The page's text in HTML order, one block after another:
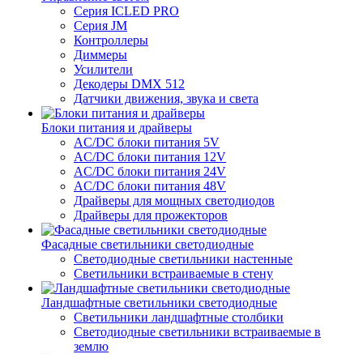
Серия ICLED PRO
Серия JM
Контроллеры
Диммеры
Усилители
Декодеры DMX 512
Датчики движения, звука и света
Блоки питания и драйверы
AC/DC блоки питания 5V
AC/DC блоки питания 12V
AC/DC блоки питания 24V
AC/DC блоки питания 48V
Драйверы для мощных светодиодов
Драйверы для прожекторов
Фасадные светильники светодиодные
Светодиодные светильники настенные
Светильники встраиваемые в стену
Ландшафтные светильники светодиодные
Светильники ландшафтные столбики
Светодиодные светильники встраиваемые в
землю